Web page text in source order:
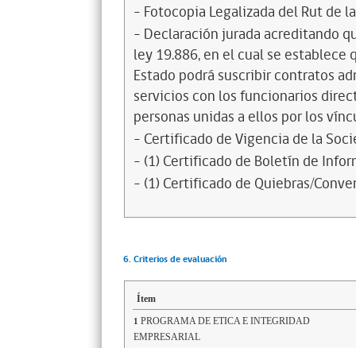
- Fotocopia Legalizada del Rut de
- Declaración jurada acreditando
ley 19.886, en el cual se
Estado podrá suscribir contratos
servicios con los funcionarios
personas unidas a ellos por los
- Certificado de Vigencia de la
- (1) Certificado de Boletín de
- (1) Certificado de Quiebras/
6. Criterios de evaluación
Ítem
1 PROGRAMA DE ETICA E INTEGRIDAD
EMPRESARIAL